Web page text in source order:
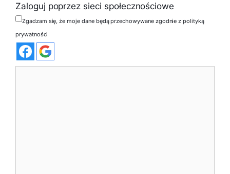
Zaloguj poprzez sieci społecznościowe
Zgadzam się, że moje dane będą przechowywane zgodnie z polityką
prywatności